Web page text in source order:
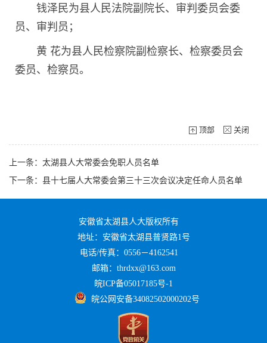
钱泽民为县人民法院副院长、审判委员会委
员、审判员；
黄 花为县人民检察院副检察长、检察委员会
委员、检察员。
顶部 关闭
上一条：太湖县人大常委会免职人员名单
下一条：县十七届人大常委会第三十三次会议决定任命人员名单
安徽省太湖县人大版权所有
地址：安徽省太湖县普贤路1号
电话/传真：0556－4162541
邮箱：thrdxx@163.com
皖ICP备05017185号-1
皖公网安备34082502000202号